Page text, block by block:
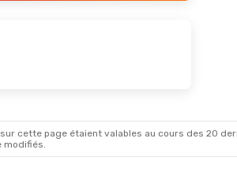
cette page étaient valables au cours des 20
modifiés.